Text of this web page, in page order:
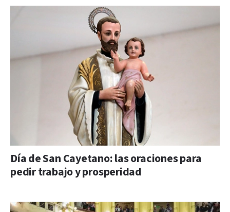
Día de San Cayetano: las oraciones para
pedir trabajo y prosperidad